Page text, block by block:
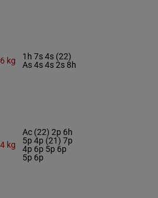
kg
1h 7s 4s (22)
As 4s 4s 2s 8h
kg
Ac (22) 2p 6h
5p 4p (21) 7p
4p 6p 5p 6p
5p 6p